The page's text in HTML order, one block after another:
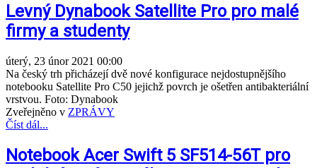
Levný Dynabook Satellite Pro pro malé
firmy a studenty
úterý, 23 únor 2021 00:00
Na český trh přicházejí dvě nové konfigurace nejdostupnějšího
notebooku Satellite Pro C50 jejichž povrch je ošetřen antibakteriální
vrstvou. Foto: Dynabook
Zveřejněno v ZPRÁVY
Číst dál...
Notebook Acer Swift 5 SF514-56T pro